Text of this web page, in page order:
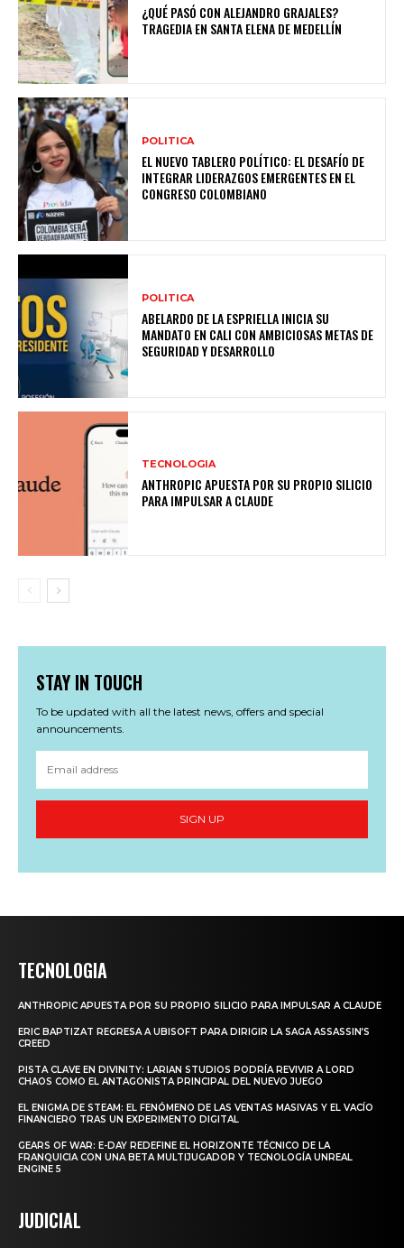
¿QUÉ PASÓ CON ALEJANDRO GRAJALES?
TRAGEDIA EN SANTA ELENA DE MEDELLÍN
POLITICA
EL NUEVO TABLERO POLÍTICO: EL DESAFÍO DE
INTEGRAR LIDERAZGOS EMERGENTES EN EL
CONGRESO COLOMBIANO
POLITICA
ABELARDO DE LA ESPRIELLA INICIA SU
MANDATO EN CALI CON AMBICIOSAS METAS DE
SEGURIDAD Y DESARROLLO
TECNOLOGIA
ANTHROPIC APUESTA POR SU PROPIO SILICIO
PARA IMPULSAR A CLAUDE
STAY IN TOUCH
To be updated with all the latest news, offers and special
announcements.
SIGN UP
TECNOLOGIA
ANTHROPIC APUESTA POR SU PROPIO SILICIO PARA IMPULSAR A CLAUDE
ERIC BAPTIZAT REGRESA A UBISOFT PARA DIRIGIR LA SAGA ASSASSIN’S
CREED
PISTA CLAVE EN DIVINITY: LARIAN STUDIOS PODRÍA REVIVIR A LORD
CHAOS COMO EL ANTAGONISTA PRINCIPAL DEL NUEVO JUEGO
EL ENIGMA DE STEAM: EL FENÓMENO DE LAS VENTAS MASIVAS Y EL VACÍO
FINANCIERO TRAS UN EXPERIMENTO DIGITAL
GEARS OF WAR: E-DAY REDEFINE EL HORIZONTE TÉCNICO DE LA
FRANQUICIA CON UNA BETA MULTIJUGADOR Y TECNOLOGÍA UNREAL
ENGINE 5
JUDICIAL